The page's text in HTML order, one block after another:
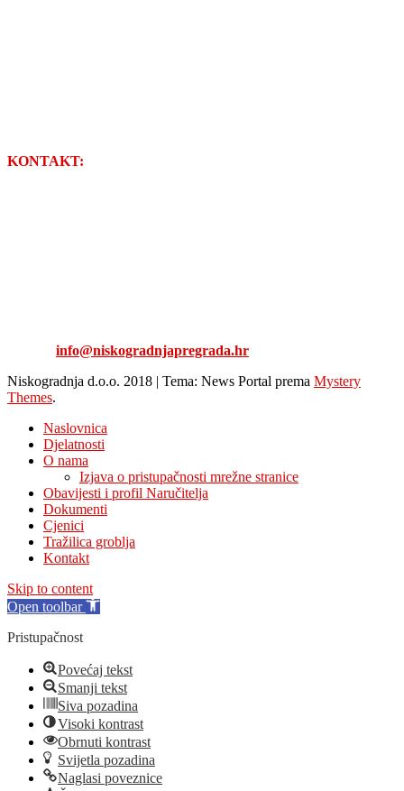
KONTAKT:
info@niskogradnjapregrada.hr
Niskogradnja d.o.o. 2018 | Tema: News Portal prema Mystery
Themes.
Naslovnica
Djelatnosti
O nama
Izjava o pristupačnosti mrežne stranice
Obavijesti i profil Naručitelja
Dokumenti
Cjenici
Tražilica groblja
Kontakt
Skip to content
Open toolbar
Pristupačnost
Povećaj tekst
Smanji tekst
Siva pozadina
Visoki kontrast
Obrnuti kontrast
Svijetla pozadina
Naglasi poveznice